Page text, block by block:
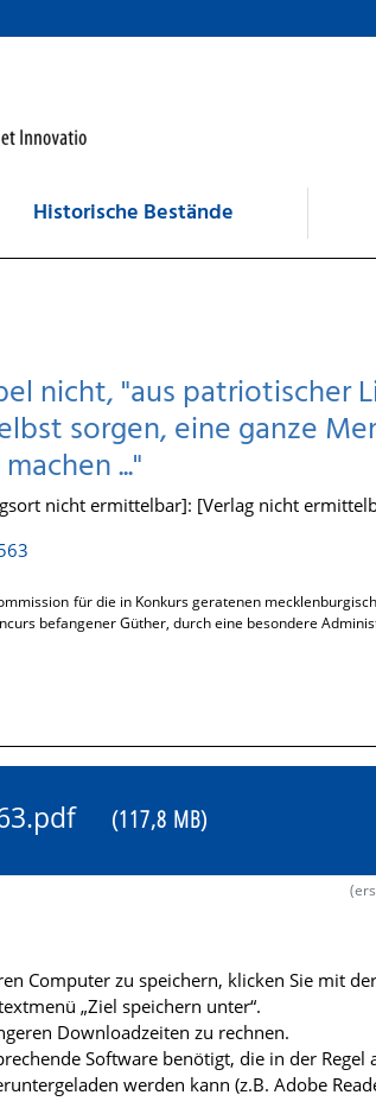
Historische Bestände
nicht, "aus patriotischer
sorgen, eine ganze
..."
nicht ermittelbar]: [Verlag nicht
für die in Konkurs geratenen
befangener Güther, durch eine besondere
(117,8 MB)
Computer zu speichern, klicken Sie mit
„Ziel speichern unter“.
Downloadzeiten zu rechnen.
Software benötigt, die in der Regel
werden kann (z.B. Adobe